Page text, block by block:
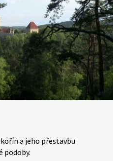
a jeho přestavbu
podoby.